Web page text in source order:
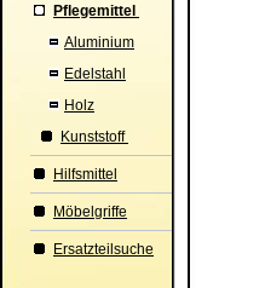
Pflegemittel
Aluminium
Edelstahl
Holz
Kunststoff
Hilfsmittel
Möbelgriffe
Ersatzteilsuche